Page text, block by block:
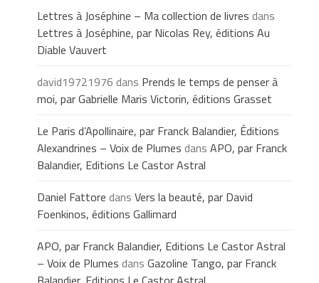
Lettres à Joséphine – Ma collection de livres dans
Lettres à Joséphine, par Nicolas Rey, éditions Au
Diable Vauvert
david19721976 dans Prends le temps de penser à
moi, par Gabrielle Maris Victorin, éditions Grasset
Le Paris d’Apollinaire, par Franck Balandier, Éditions
Alexandrines – Voix de Plumes dans APO, par Franck
Balandier, Editions Le Castor Astral
Daniel Fattore dans Vers la beauté, par David
Foenkinos, éditions Gallimard
APO, par Franck Balandier, Editions Le Castor Astral
– Voix de Plumes dans Gazoline Tango, par Franck